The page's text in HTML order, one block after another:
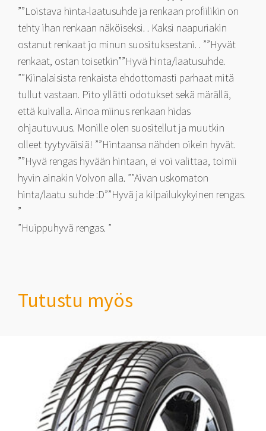
””Loistava hinta-laatusuhde ja renkaan profiilikin on
tehty ihan renkaan näköiseksi. . Kaksi naapuriakin
ostanut renkaat jo minun suosituksestani. . ””Hyvät
renkaat, ostan toisetkin””Hyvä hinta/laatusuhde.
””Kiinalaisista renkaista ehdottomasti parhaat mitä
tullut vastaan. Pito yllätti odotukset sekä märällä,
että kuivalla. Ainoa miinus renkaan hidas
ohjautuvuus. Monille olen suositellut ja muutkin
olleet tyytyväisiä! ””Hintaansa nähden oikein hyvät.
””Hyvä rengas hyvään hintaan, ei voi valittaa, toimii
hyvin ainakin Volvon alla. ””Aivan uskomaton
hinta/laatu suhde :D””Hyvä ja kilpailukykyinen rengas.
”
”Huippuhyvä rengas. ”
Tutustu myös